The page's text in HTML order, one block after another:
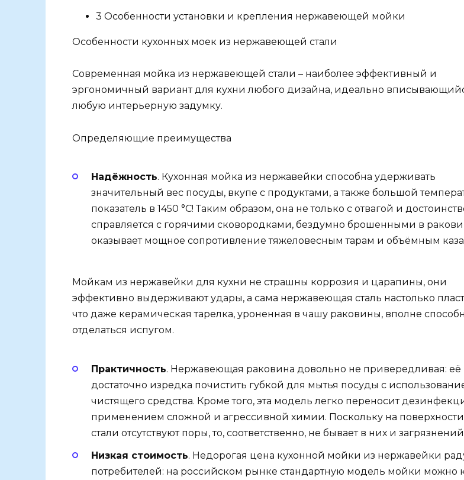
3 Особенности установки и крепления нержавеющей мойки
Особенности кухонных моек из нержавеющей стали
Современная мойка из нержавеющей стали – наиболее эффективный и
эргономичный вариант для кухни любого дизайна, идеально
любую интерьерную задумку.
Определяющие преимущества
Надёжность. Кухонная мойка из нержавейки способна удерживать
значительный вес посуды, вкупе с продуктами, а также большой
показатель в 1450 °С! Таким образом, она не только с отвагой и
справляется с горячими сковородками, бездумно брошенными в
оказывает мощное сопротивление тяжеловесным тарам и объёмным
Мойкам из нержавейки для кухни не страшны коррозия и царапины, они
эффективно выдерживают удары, а сама нержавеющая сталь настолько
что даже керамическая тарелка, уроненная в чашу раковины, вполне
отделаться испугом.
Практичность. Нержавеющая раковина довольно не привередливая: её
достаточно изредка почистить губкой для мытья посуды с
чистящего средства. Кроме того, эта модель легко переносит
применением сложной и агрессивной химии. Поскольку на поверхности
стали отсутствуют поры, то, соответственно, не бывает в них и
Низкая стоимость. Недорогая цена кухонной мойки из нержавейки
потребителей: на российском рынке стандартную модель мойки можно